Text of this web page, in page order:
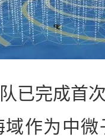
完成首次
作为中